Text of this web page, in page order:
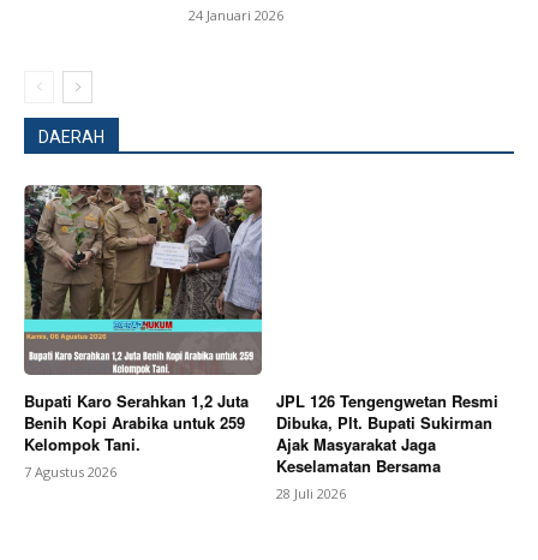
SUBSCRIBE NOW
Company
About
24 Januari 2026
DAERAH
Bupati Karo Serahkan 1,2 Juta
Benih Kopi Arabika untuk 259
Kelompok Tani.
7 Agustus 2026
JPL 126 Tengengwetan Resmi
Dibuka, Plt. Bupati Sukirman
Ajak Masyarakat Jaga
Keselamatan Bersama
28 Juli 2026